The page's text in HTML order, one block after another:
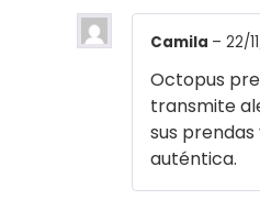
Camila – 22/
Octopus
transmite
sus
auténtica.